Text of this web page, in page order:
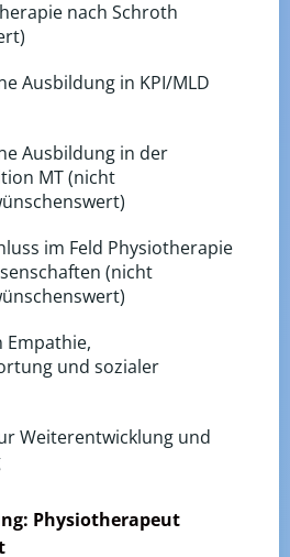
nach Schroth
Ausbildung in KPI/MLD
Ausbildung in der
MT (nicht
im Feld Physiotherapie
(nicht
Empathie,
und sozialer
Weiterentwicklung und
Physiotherapeut